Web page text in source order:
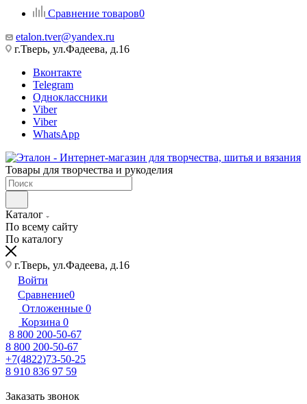
Сравнение товаров0
etalon.tver@yandex.ru
г.Тверь, ул.Фадеева, д.16
Вконтакте
Telegram
Одноклассники
Viber
Viber
WhatsApp
Товары для творчества и рукоделия
Каталог
По всему сайту
По каталогу
г.Тверь, ул.Фадеева, д.16
Войти
Сравнение0
Отложенные 0
Корзина 0
8 800 200-50-67
8 800 200-50-67
+7(4822)73-50-25
8 910 836 97 59
Заказать звонок